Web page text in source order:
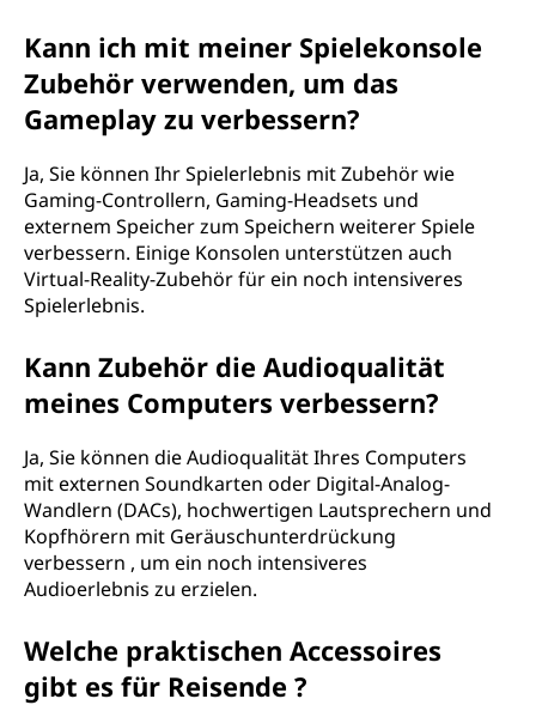
Kann ich mit meiner Spielekonsole
Zubehör verwenden, um das
Gameplay zu verbessern?
Ja, Sie können Ihr Spielerlebnis mit Zubehör wie
Gaming-Controllern, Gaming-Headsets und
externem Speicher zum Speichern weiterer Spiele
verbessern. Einige Konsolen unterstützen auch
Virtual-Reality-Zubehör für ein noch intensiveres
Spielerlebnis.
Kann Zubehör die Audioqualität
meines Computers verbessern?
Ja, Sie können die Audioqualität Ihres Computers
mit externen Soundkarten oder Digital-Analog-
Wandlern (DACs), hochwertigen Lautsprechern und
Kopfhörern mit Geräuschunterdrückung
verbessern , um ein noch intensiveres
Audioerlebnis zu erzielen.
Welche praktischen Accessoires
gibt es für Reisende ?